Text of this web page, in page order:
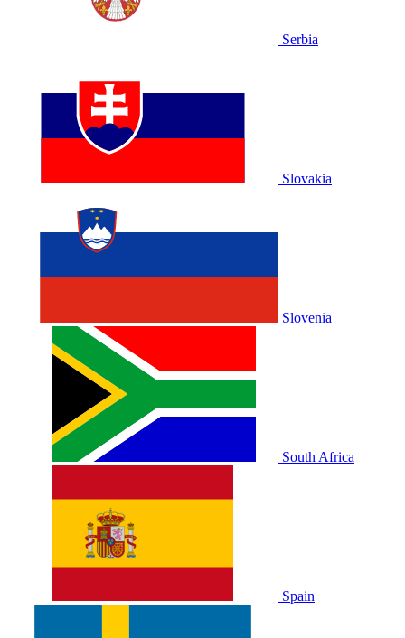
Serbia
Slovakia
Slovenia
South Africa
Spain